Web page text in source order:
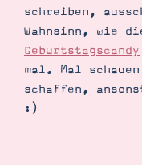
Suche
schreiben,
Wahnsinn, wie
Geburtstagscandy
mal. Mal
schaffen,
:)